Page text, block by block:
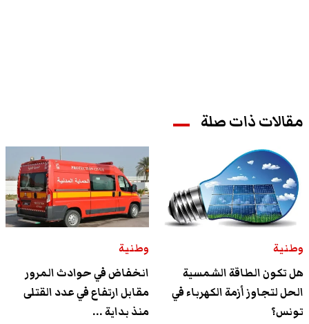
مقالات ذات صلة
وطنية
هل تكون الطاقة الشمسية
الحل لتجاوز أزمة الكهرباء في
تونس؟
وطنية
انخفاض في حوادث المرور
مقابل ارتفاع في عدد القتلى
منذ بداية ...